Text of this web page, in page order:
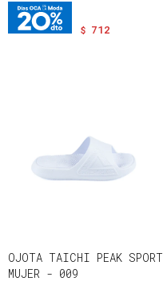
$ 712
OJOTA TAICHI PEAK SPORT
MUJER - 009